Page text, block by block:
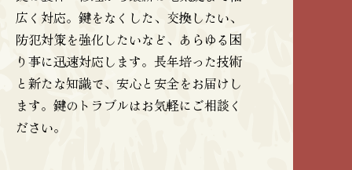
広く対応。鍵をなくした、交換したい、
防犯対策を強化したいなど、あらゆる困
り事に迅速対応します。長年培った技術
と新たな知識で、安心と安全をお届けし
ます。鍵のトラブルはお気軽にご相談く
ださい。